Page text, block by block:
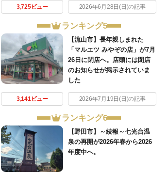
3,725ビュー 2026年6月28日(日)の記事
ランキング5
【流山市】長年親しまれた
「マルエツ みやぞの店」が7月
26日に閉店へ。店頭には閉店
のお知らせが掲示されていま
した
3,141ビュー 2026年7月19日(日)の記事
ランキング6
【野田市】～続報～七光台温
泉の再開が2026年春から2026
年度中へ。